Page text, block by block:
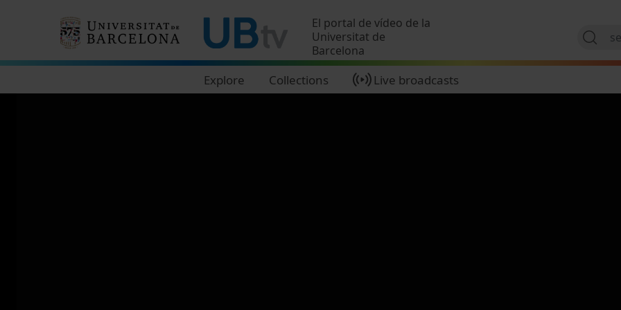
El portal de vídeo de la
Universitat de
Barcelona
Explore Collections Live broadcasts